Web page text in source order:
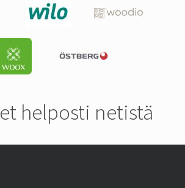
helposti netistä